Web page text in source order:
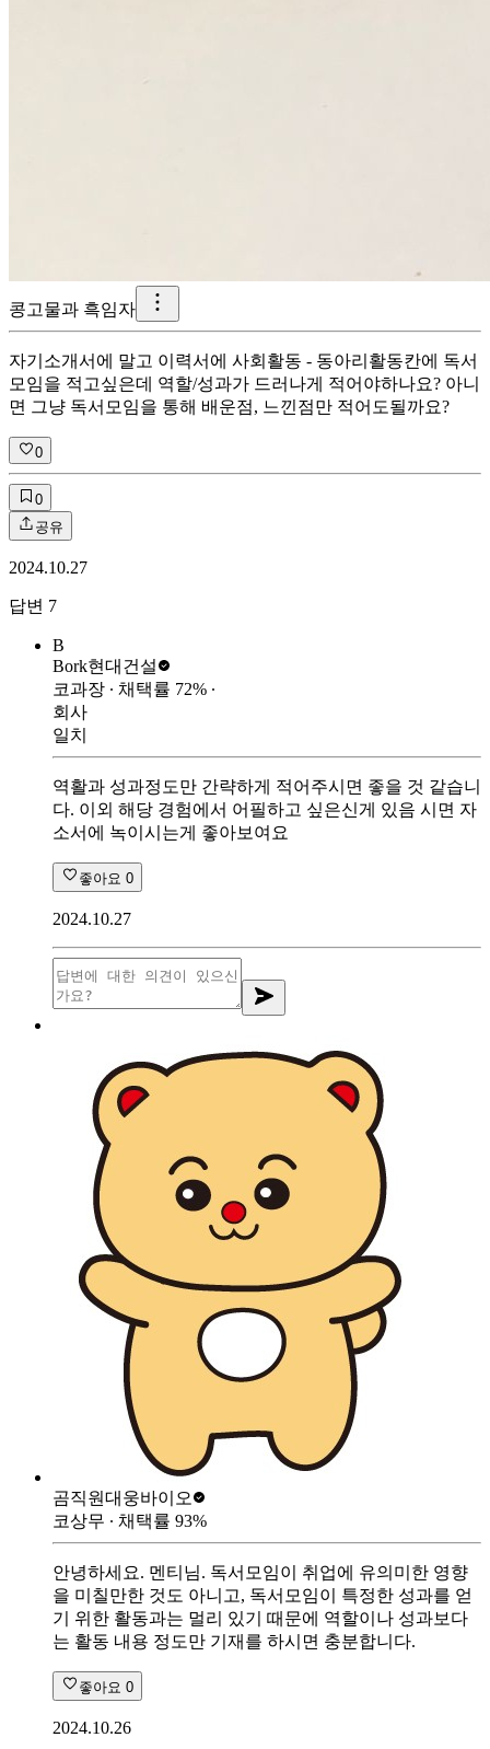
콩고물과 흑임자
자기소개서에 말고 이력서에 사회활동 - 동아리활동칸에 독서
모임을 적고싶은데 역할/성과가 드러나게 적어야하나요? 아니
면 그냥 독서모임을 통해 배운점, 느낀점만 적어도될까요?
0
0
공유
2024.10.27
답변 7
B
Bork현대건설
코과장 ∙ 채택률 72% ∙
회사
일치
역활과 성과정도만 간략하게 적어주시면 좋을 것 같습니
다. 이외 해당 경험에서 어필하고 싶은신게 있음 시면 자
소서에 녹이시는게 좋아보여요
좋아요 0
2024.10.27
곰직원대웅바이오
코상무 ∙ 채택률 93%
안녕하세요. 멘티님. 독서모임이 취업에 유의미한 영향
을 미칠만한 것도 아니고, 독서모임이 특정한 성과를 얻
기 위한 활동과는 멀리 있기 때문에 역할이나 성과보다
는 활동 내용 정도만 기재를 하시면 충분합니다.
좋아요 0
2024.10.26